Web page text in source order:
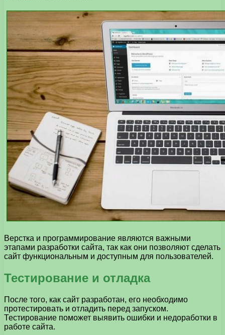
Верстка и программирование являются важными
этапами разработки сайта, так как они позволяют сделать
сайт функциональным и доступным для пользователей.
Тестирование и отладка
После того, как сайт разработан, его необходимо
протестировать и отладить перед запуском.
Тестирование поможет выявить ошибки и недоработки в
работе сайта.